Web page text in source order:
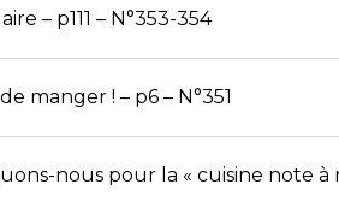
– p111 – N°353-354
manger ! – p6 – N°351
nous pour la « cuisine note à